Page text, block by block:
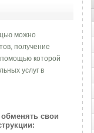
можно
получение
помощью которой
услуг в
свои